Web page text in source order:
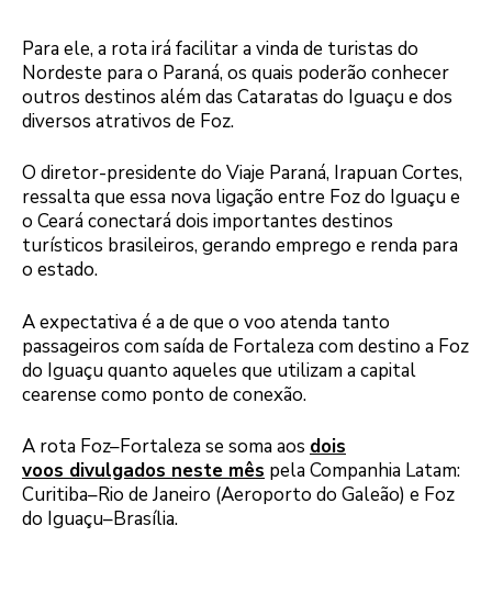
Para ele, a rota irá facilitar a vinda de turistas do
Nordeste para o Paraná, os quais poderão conhecer
outros destinos além das Cataratas do Iguaçu e dos
diversos atrativos de Foz.
O diretor-presidente do Viaje Paraná, Irapuan Cortes,
ressalta que essa nova ligação entre Foz do Iguaçu e
o Ceará conectará dois importantes destinos
turísticos brasileiros, gerando emprego e renda para
o estado.
A expectativa é a de que o voo atenda tanto
passageiros com saída de Fortaleza com destino a Foz
do Iguaçu quanto aqueles que utilizam a capital
cearense como ponto de conexão.
A rota Foz–Fortaleza se soma aos dois
voos divulgados neste mês pela Companhia Latam:
Curitiba–Rio de Janeiro (Aeroporto do Galeão) e Foz
do Iguaçu–Brasília.